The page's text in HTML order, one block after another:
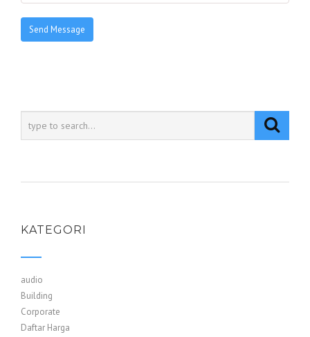
KATEGORI
audio
Building
Corporate
Daftar Harga